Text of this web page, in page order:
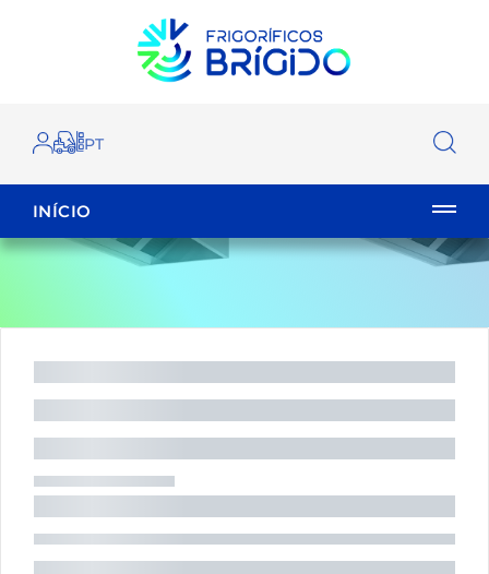
EMPILHADOR
FECHAR
INÍCIO